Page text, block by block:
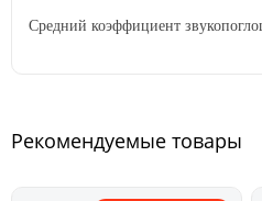
Средний коэффициент
Рекомендуемые товары